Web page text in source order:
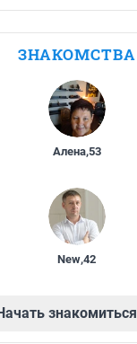
ЗНАКОМСТВА
Алена,53
New,42
знакомиться